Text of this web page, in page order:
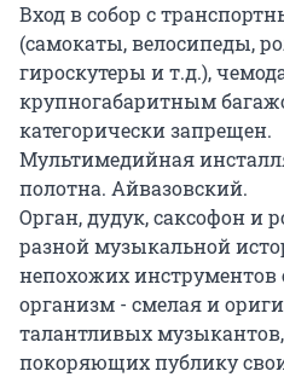
Вход в собор с
(самокаты, велосипеды,
гироскутеры и т.д.),
крупногабаритным
категорически запрещен.
Мультимедийная
полотна. Айвазовский.
Орган, дудук, саксофон и
разной музыкальной
непохожих
организм - смелая и
талантливых
покоряющих публику